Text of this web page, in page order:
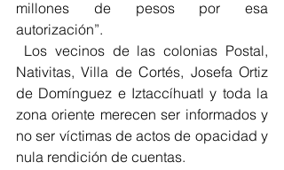
millones de pesos por esa
autorización”.
Los vecinos de las colonias Postal,
Nativitas, Villa de Cortés, Josefa Ortiz
de Domínguez e Iztaccíhuatl y toda la
zona oriente merecen ser informados y
no ser víctimas de actos de opacidad y
nula rendición de cuentas.